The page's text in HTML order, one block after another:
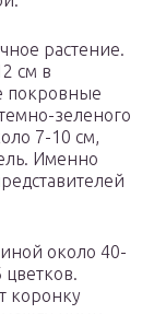
растение.
см в
покровные
зеленого
7-10 см,
Именно
около 40-
коронку